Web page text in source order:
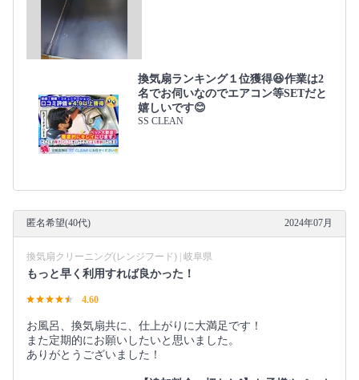
換気扇ランキング１位獲得😆作業は2
名でお伺いなのでエアコン等SETだと
嬉しいです😊
SS CLEAN
匿名希望(40代) 2024年07月
換気扇クリーニング(レンジフード) | 岐阜県
もっと早く利用すれば良かった！
4.60
お風呂、換気扇共に、仕上がりに大満足です！
また定期的にお願いしたいと思いました。
ありがとうございました！